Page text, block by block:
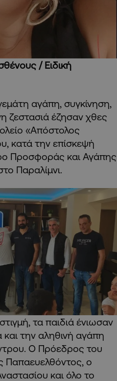
/ Ειδική
αγάπη, συγκίνηση,
ζεστασιά έζησαν χθες
«Απόστολος
κατά την επίσκεψή
Προσφοράς και Αγάπης
Παραλίμνι.
τα παιδιά ένιωσαν
και την αληθινή αγάπη
Ο Πρόεδρος του
ο
και όλο το